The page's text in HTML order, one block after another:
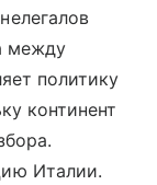
между
политику
континент
Италии.